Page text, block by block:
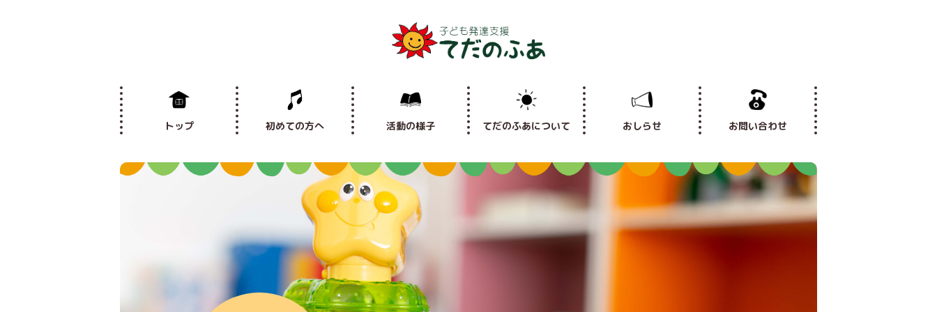
トップ 初めての方へ 活動の様子 てだのふあについて おしらせ お問い合わせ